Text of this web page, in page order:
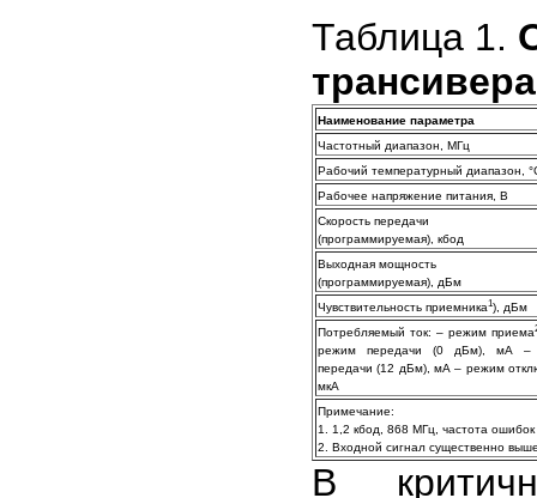
Таблица 1.
Наименование параметра
Частотный диапазон, МГц
Рабочий температурный диапазон,
Рабочее напряжение питания, В
Скорость передачи
(программируемая), кбод
Выходная мощность
(программируемая), дБм
Чувствительность приемника1), дБм
Потребляемый ток: – режим приема
режим передачи (0 дБм), мА –
передачи (12 дБм), мА – режим
мкА
Примечание:
1. 1,2 кбод, 868 МГц, частота ошибок
2. Входной сигнал существенно
В